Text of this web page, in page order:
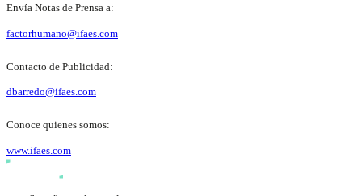
Envía Notas de Prensa a:
factorhumano@ifaes.com
Contacto de Publicidad:
dbarredo@ifaes.com
Conoce quienes somos:
www.ifaes.com